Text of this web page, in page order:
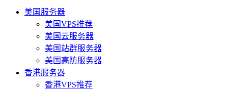
美国服务器
美国VPS推荐
美国云服务器
美国站群服务器
美国高防服务器
香港服务器
香港VPS推荐